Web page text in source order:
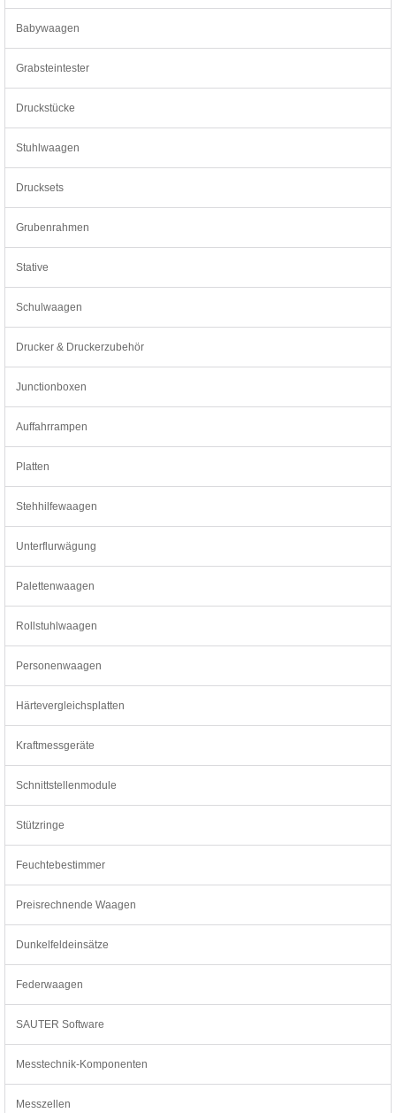
Babywaagen
Grabsteintester
Druckstücke
Stuhlwaagen
Drucksets
Grubenrahmen
Stative
Schulwaagen
Drucker & Druckerzubehör
Junctionboxen
Auffahrrampen
Platten
Stehhilfewaagen
Unterflurwägung
Palettenwaagen
Rollstuhlwaagen
Personenwaagen
Härtevergleichsplatten
Kraftmessgeräte
Schnittstellenmodule
Stützringe
Feuchtebestimmer
Preisrechnende Waagen
Dunkelfeldeinsätze
Federwaagen
SAUTER Software
Messtechnik-Komponenten
Messzellen